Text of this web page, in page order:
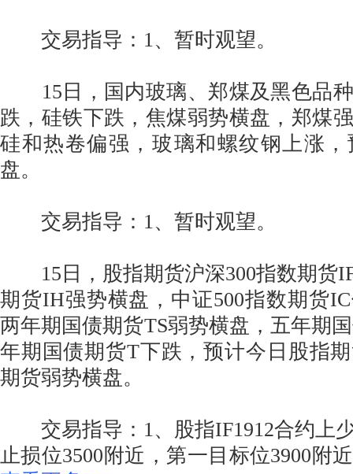
交易指导：1、暂时观望。
15日，国内玻璃、郑煤及黑色品种
跌，硅铁下跌，焦煤弱势横盘，郑煤
硅和热卷偏强，玻璃和螺纹钢上涨
盘。
交易指导：1、暂时观望。
15日，股指期货沪深300指数期货
期货IH强势横盘，中证500指数期货
两年期国债期货TS弱势横盘，五年期
年期国债期货T下跌，预计今日股指
期货弱势横盘。
交易指导：1、股指IF1912合约上
止损位3500附近，第一目标位3900附